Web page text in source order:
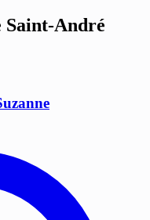
Saint-André